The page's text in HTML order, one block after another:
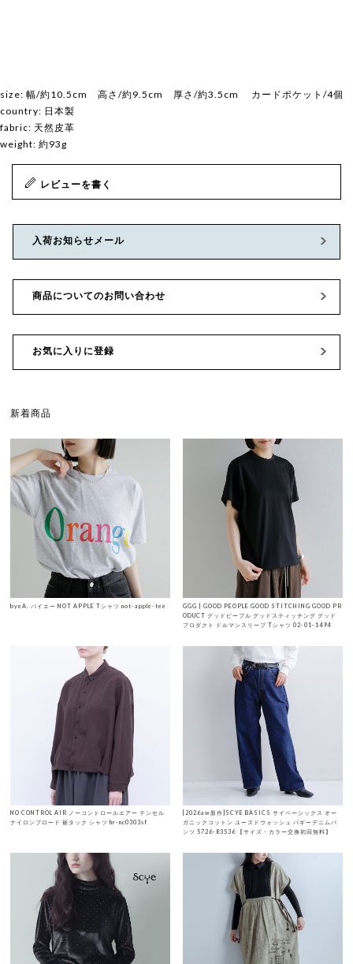
size: 幅/約10.5cm 高さ/約9.5cm 厚さ/約3.5cm カードポケット/4個
country: 日本製
fabric: 天然皮革
weight: 約93g
レビューを書く
入荷お知らせメール
商品についてのお問い合わせ
お気に入りに登録
新着商品
byeA. バイエー NOT APPLE Tシャツ not-apple-tee
GGG | GOOD PEOPLE GOOD STITCHING GOOD PR
ODUCT グッドピープル グッドスティッチング グッド
プロダクト ドルマンスリーブ Tシャツ 02-01-1494
NO CONTROL AIR ノーコントロールエアー テンセル
ナイロンブロード 裾タック シャツ hr-nc0303sf
[2026aw新作]SCYE BASICS サイベーシックス オー
ガニックコットン ユーズドウォッシュ バギーデニムパ
ンツ 5726-83536 【サイズ・カラー交換初回無料】